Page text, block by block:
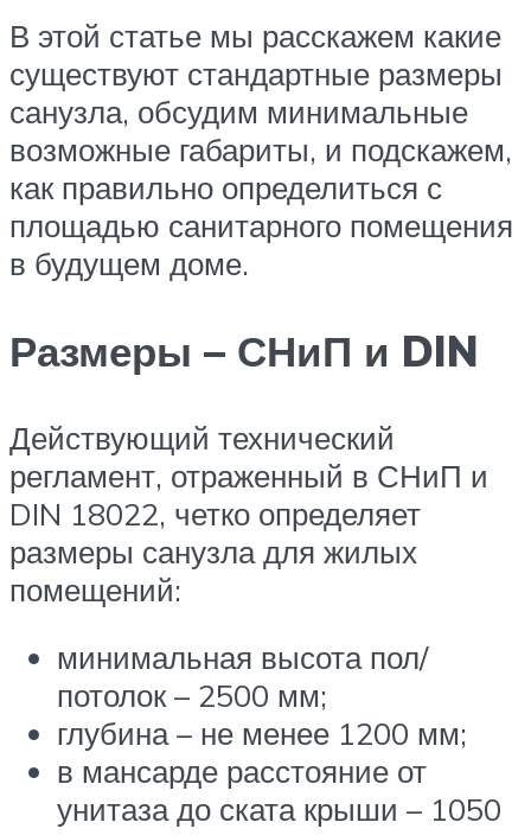
В этой статье мы расскажем какие
существуют стандартные размеры
санузла, обсудим минимальные
возможные габариты, и подскажем,
как правильно определиться с
площадью санитарного помещения
в будущем доме.
Размеры – СНиП и DIN
Действующий технический
регламент, отраженный в СНиП и
DIN 18022, четко определяет
размеры санузла для жилых
помещений:
минимальная высота пол/
потолок – 2500 мм;
глубина – не менее 1200 мм;
в мансарде расстояние от
унитаза до ската крыши – 1050